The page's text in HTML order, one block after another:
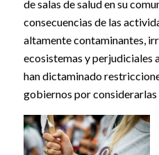
de salas de salud en su
consecuencias de las
altamente contaminantes,
ecosistemas y perjudiciales
han dictaminado
gobiernos por